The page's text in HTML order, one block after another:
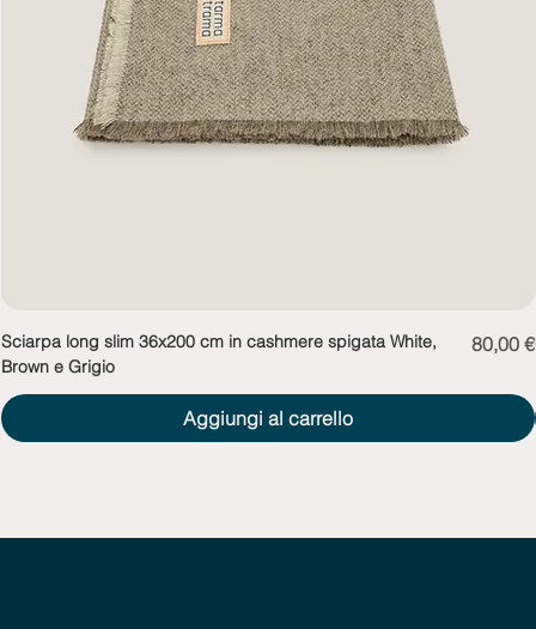
Sciarpa long slim 36x200 cm in cashmere spigata White,
Brown e Grigio
Prezzo
80,00 €
Aggiungi al carrello